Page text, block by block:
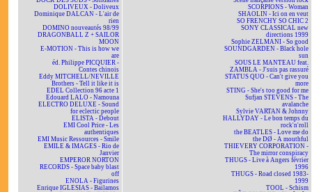
DOLIVEUX - Doliveux
Dominique DALCAN - L'air de
rien
DOMINO nouveautés 98/99
DRAGONBALL Z + SAILOR
MOON
E-MOTION - This is how we
are
éd. Philippe PICQUIER -
Contes chinois
Eddy MITCHELL/NEVILLE
Brothers - Tell it like it is
EDEL Collection 96 acte 1
Edouard LALO - Namouna
ELECTRO DELUXE - Sound
for eclectic people
ELISTA - Debout
EMI Cool Price - Les
authentiques
EMI Music Ressources - Smile
EMILE & IMAGES - Rio de
Janvier
EMPEROR NORTON
RECORDS - Space baby blast
off
ENOLA - Figurines
Enrique IGLESIAS - Bailamos
SCORPIONS - Woman
SHAOLIN - Ici on en veut
SO FRENCHY SO CHIC 2
SONY CLASSICAL new
directions 1999
Sophie ZELMANI - So good
SOUNDGARDEN - Black hole
sun
SOUS LE MANTEAU feat.
ZAMBLA - J'suis pas rassuré
STATUS QUO - Can't give you
more
STING - She's too good for me
Sufjan STEVENS - The
avalanche
Sylvie VARTAN & Johnny
HALLYDAY - Le bon temps du
rock'n'roll
the BEATLES - Love me do
the DØ - A mouthful
THIEVERY CORPORATION -
The mirror conspiracy
THUGS - Live à Angers février
1996
THUGS - Road closed 1983-
1999
TOOL - Schism